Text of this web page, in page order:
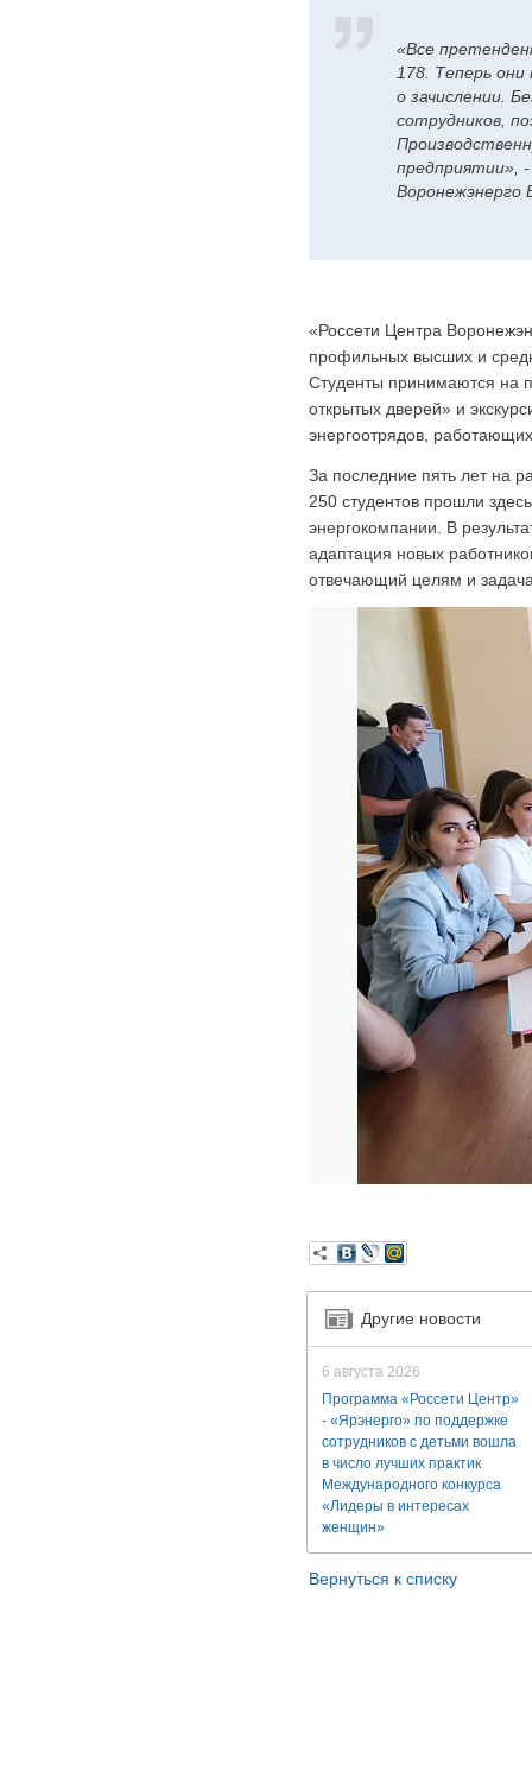
«Все
178. Теперь
о зачислении.
сотрудников,
предприятии»,
Воронежэнерго
«Россети Центра
профильных высших и
Студенты принимаются на
открытых дверей» и
энергоотрядов,
За последние пять лет на
250 студентов прошли
энергокомпании. В
адаптация новых
отвечающий целям и
Другие новости
6 августа 2026
Программа «Россети Центр»
- «Ярэнерго» по поддержке
сотрудников с детьми вошла
в число лучших практик
Международного конкурса
«Лидеры в интересах
женщин»
Вернуться к списку